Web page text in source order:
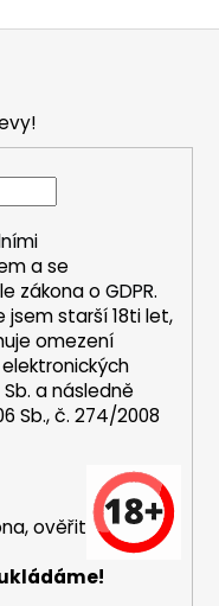
a se
zákona oGDPR.
jsem starší 18ti let,
omezení
a následně
Sb., č. 274/2008
ověřit